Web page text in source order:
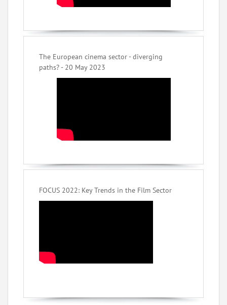
The European cinema sector - diverging
paths? - 20 May 2023
FOCUS 2022: Key Trends in the Film Sector